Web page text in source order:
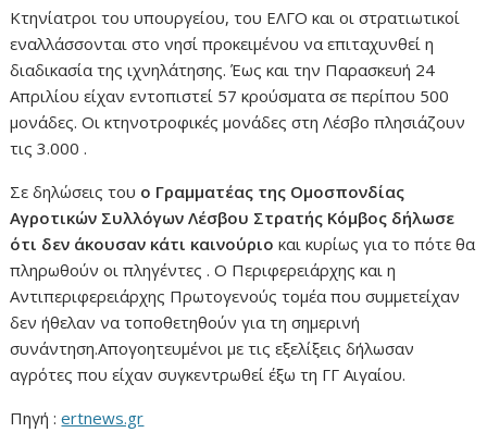
Κτηνίατροι του υπουργείου, του ΕΛΓΟ και οι στρατιωτικοί
εναλλάσσονται στο νησί προκειμένου να επιταχυνθεί η
διαδικασία της ιχνηλάτησης. Έως και την Παρασκευή 24
Απριλίου είχαν εντοπιστεί 57 κρούσματα σε περίπου 500
μονάδες. Οι κτηνοτροφικές μονάδες στη Λέσβο πλησιάζουν
τις 3.000 .
Σε δηλώσεις του ο Γραμματέας της Ομοσπονδίας
Αγροτικών Συλλόγων Λέσβου Στρατής Κόμβος δήλωσε
ότι δεν άκουσαν κάτι καινούριο και κυρίως για το πότε θα
πληρωθούν οι πληγέντες . Ο Περιφερειάρχης και η
Αντιπεριφερειάρχης Πρωτογενούς τομέα που συμμετείχαν
δεν ήθελαν να τοποθετηθούν για τη σημερινή
συνάντηση.Απογοητευμένοι με τις εξελίξεις δήλωσαν
αγρότες που είχαν συγκεντρωθεί έξω τη ΓΓ Αιγαίου.
Πηγή :ertnews.gr